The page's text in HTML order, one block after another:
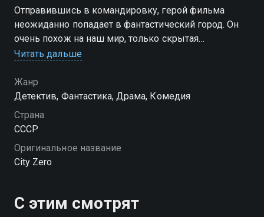
Отправившись в командировку, герой фильма
неожиданно попадает в фантастический город. Он
очень похож на наш мир, только скрытая
абсурдность повседневной жизни здесь стала
другой
Читать дальше
Жанр
Детектив, Фантастика, Драма, Комедия
Страна
СССР
Оригинальное название
City Zero
С этим смотрят